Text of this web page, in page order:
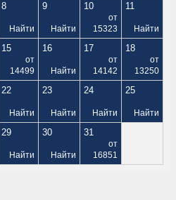
8
Найти
9
Найти
10
от
15323
11
Найти
15
от
14499
16
Найти
17
от
14142
18
от
13250
22
Найти
23
Найти
24
Найти
25
Найти
29
Найти
30
Найти
31
от
16851